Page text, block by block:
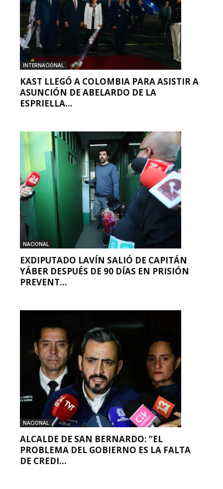
INTERNACIONAL
KAST LLEGÓ A COLOMBIA PARA ASISTIR A
ASUNCIÓN DE ABELARDO DE LA
ESPRIELLA...
NACIONAL
EXDIPUTADO LAVÍN SALIÓ DE CAPITÁN
YÁBER DESPUÉS DE 90 DÍAS EN PRISIÓN
PREVENT...
NACIONAL
ALCALDE DE SAN BERNARDO: “EL
PROBLEMA DEL GOBIERNO ES LA FALTA
DE CREDI...